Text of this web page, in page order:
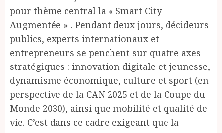
pour thème central la « Smart City
Augmentée » . Pendant deux jours, décideurs
publics, experts internationaux et
entrepreneurs se penchent sur quatre axes
stratégiques : innovation digitale et jeunesse,
dynamisme économique, culture et sport (en
perspective de la CAN 2025 et de la Coupe du
Monde 2030), ainsi que mobilité et qualité de
vie. C’est dans ce cadre exigeant que la